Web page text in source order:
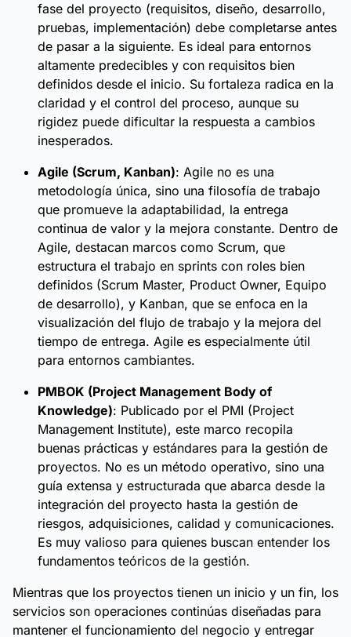
fase del proyecto (requisitos, diseño, desarrollo,
pruebas, implementación) debe completarse antes
de pasar a la siguiente. Es ideal para entornos
altamente predecibles y con requisitos bien
definidos desde el inicio. Su fortaleza radica en la
claridad y el control del proceso, aunque su
rigidez puede dificultar la respuesta a cambios
inesperados.
Agile (Scrum, Kanban): Agile no es una
metodología única, sino una filosofía de trabajo
que promueve la adaptabilidad, la entrega
continua de valor y la mejora constante. Dentro de
Agile, destacan marcos como Scrum, que
estructura el trabajo en sprints con roles bien
definidos (Scrum Master, Product Owner, Equipo
de desarrollo), y Kanban, que se enfoca en la
visualización del flujo de trabajo y la mejora del
tiempo de entrega. Agile es especialmente útil
para entornos cambiantes.
PMBOK (Project Management Body of
Knowledge): Publicado por el PMI (Project
Management Institute), este marco recopila
buenas prácticas y estándares para la gestión de
proyectos. No es un método operativo, sino una
guía extensa y estructurada que abarca desde la
integración del proyecto hasta la gestión de
riesgos, adquisiciones, calidad y comunicaciones.
Es muy valioso para quienes buscan entender los
fundamentos teóricos de la gestión.
Mientras que los proyectos tienen un inicio y un fin, los
servicios son operaciones continúas diseñadas para
mantener el funcionamiento del negocio y entregar